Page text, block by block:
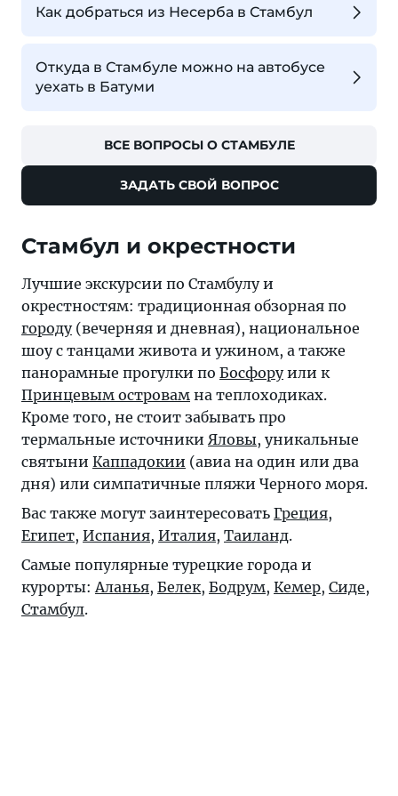
Как добраться из Несерба в Стамбул
Откуда в Стамбуле можно на автобусе
уехать в Батуми
ВСЕ ВОПРОСЫ О СТАМБУЛЕ
ЗАДАТЬ СВОЙ ВОПРОС
Стамбул и окрестности
Лучшие экскурсии по Стамбулу и
окрестностям: традиционная обзорная по
городу(вечерняя и дневная), национальное
шоу с танцами живота и ужином, а также
панорамные прогулки по Босфоруили к
Принцевым островам на теплоходиках.
Кроме того, не стоит забывать про
термальные источники Яловы, уникальные
святыни Каппадокии (авиа на один или два
дня) или симпатичные пляжи Черного моря.
Вас также могут заинтересовать Греция,
Египет, Испания, Италия, Таиланд.
Самые популярные турецкие города и
курорты: Аланья, Белек, Бодрум, Кемер, Сиде,
Стамбул.